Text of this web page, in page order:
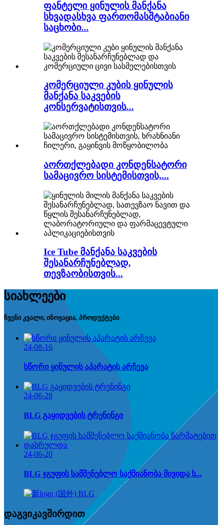
ფანტელი ყინულის მანქანა
სხვადასხვა ფართომასშტაბიანი
საცხობი...
კომერციული კუბის ყინულის
მანქანა საკვების
კონსერვატისთვის...
აორთქლებადი კონდენსატორი
სამაცივრო სისტემისთვის,...
Ice Tube მანქანა საკვების
შესანარჩუნებლად,
თევზაობისთვის...
სიახლეები
ჩვენი კვალი, ინოვაცია, პროდუქტები
24-08-16
სწორი ყინულის აპარატის არჩევა
24-06-28
BLG გაყიდვების ტრენინგი
24-06-20
BLG ჯგუფის სამშენებლო საქმიანობა მივიდა ს...
დაგვიკავშირდით